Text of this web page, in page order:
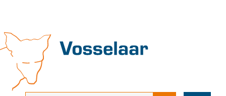
inhoud
Vosselaar